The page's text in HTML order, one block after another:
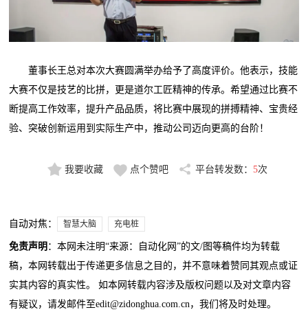
董事长王总对本次大赛圆满举办给予了高度评价。他表示，技能
大赛不仅是技艺的比拼，更是道尔工匠精神的传承。希望通过比赛不
断提高工作效率，提升产品品质，将比赛中展现的拼搏精神、宝贵经
验、突破创新运用到实际生产中，推动公司迈向更高的台阶！
我要收藏 点个赞吧 平台转发数： 5次
自动对焦： 智慧大脑 充电桩
免责声明 ：本网未注明“来源：自动化网”的文/图等稿件均为转载
稿，本网转载出于传递更多信息之目的，并不意味着赞同其观点或证
实其内容的真实性。 如本网转载内容涉及版权问题以及对文章内容
有疑议，请发邮件至edit@zidonghua.com.cn，我们将及时处理。